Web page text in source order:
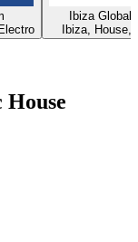
Ibiza Global
Ibiza, House,